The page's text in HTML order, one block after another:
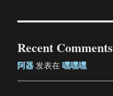
Recent Comments
阿器发表在嘿嘿嘿